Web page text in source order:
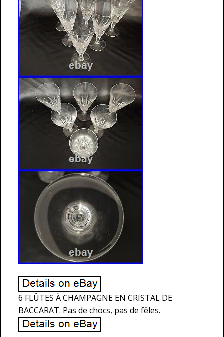
6 FLÛTES À CHAMPAGNE EN CRISTAL DE
BACCARAT. Pas de chocs, pas de fêles.